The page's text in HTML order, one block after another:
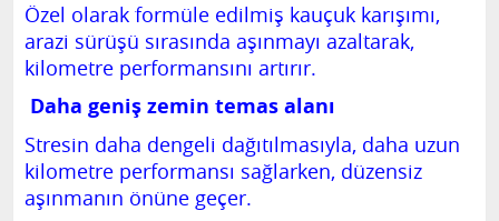
Özel olarak formüle edilmiş kauçuk karışımı,
arazi sürüşü sırasında aşınmayı azaltarak,
kilometre performansını artırır.
Daha geniş zemin temas alanı
Stresin daha dengeli dağıtılmasıyla, daha uzun
kilometre performansı sağlarken, düzensiz
aşınmanın önüne geçer.